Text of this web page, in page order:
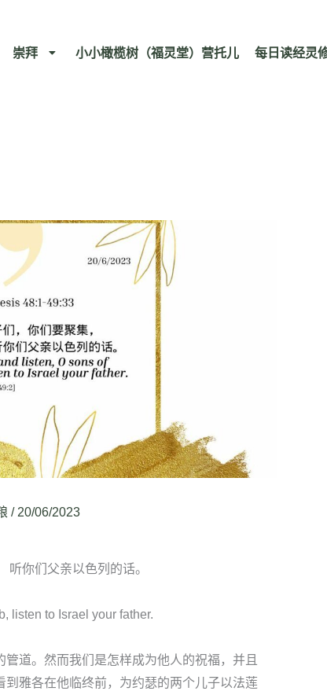
崇拜 小小橄榄树（福灵堂）营托儿 每日读经灵
/ 20/06/2023
听你们父亲以色列的话。
listen to Israel your father.
道。然而我们是怎样成为他人的祝福，并且
雅各在他临终前，为约瑟的两个儿子以法莲